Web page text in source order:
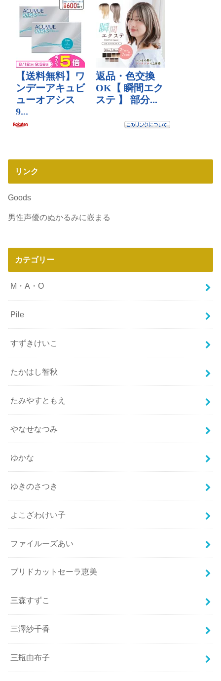
リンク
Goods
男性声優のぬかるみに嵌まる
カテゴリー
M・A・O
Pile
すずきけいこ
たかはし智秋
たみやすともえ
やなせなつみ
ゆかな
ゆきのさつき
よこざわけい子
ファイルーズあい
ブリドカットセーラ恵美
三森すずこ
三澤紗千香
三瓶由布子